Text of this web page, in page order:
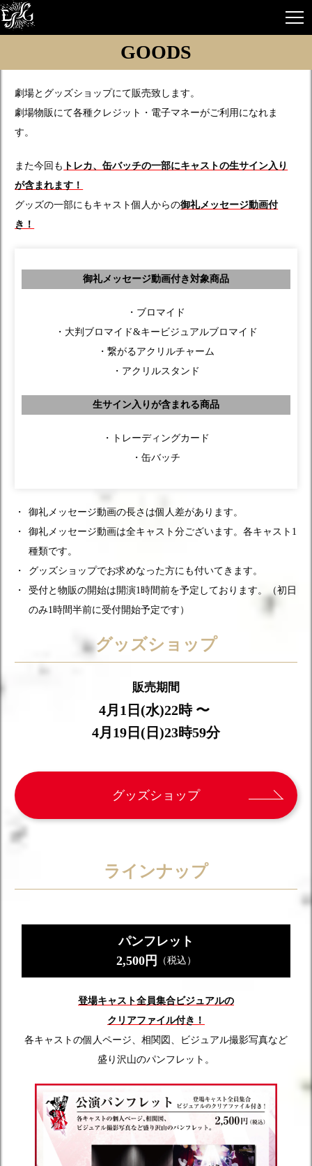
GOODS
劇場とグッズショップにて販売致します。
劇場物販にて各種クレジット・電子マネーがご利用になれま
す。
また今回も トレカ、缶バッチの一部にキャストの生サイン入り
が含まれます！
グッズの一部にもキャスト個人からの御礼メッセージ動画付
き！
御礼メッセージ動画付き対象商品
・ブロマイド
・大判ブロマイド&キービジュアルブロマイド
・繋がるアクリルチャーム
・アクリルスタンド
生サイン入りが含まれる商品
・トレーディングカード
・缶バッチ
御礼メッセージ動画の長さは個人差があります。
御礼メッセージ動画は全キャスト分ございます。各キャスト1
種類です。
グッズショップでお求めなった方にも付いてきます。
受付と物販の開始は開演1時間前を予定しております。（初日
のみ1時間半前に受付開始予定です）
グッズショップ
販売期間
4月1日(水)22時 〜
4月19日(日)23時59分
グッズショップ
ラインナップ
パンフレット
2,500円
（税込）
登場キャスト全員集合ビジュアルの
クリアファイル付き！
各キャストの個人ページ、相関図、ビジュアル撮影写真など
盛り沢山のパンフレット。